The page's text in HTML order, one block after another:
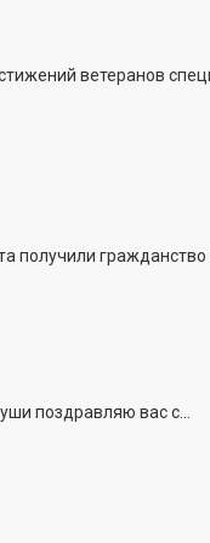
ветеранов
получили гражданство
поздравляю вас с...